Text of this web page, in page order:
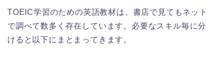
TOEIC学習のための英語教材は、書店で見てもネット
で調べて数多く存在しています。必要なスキル毎に分
けると以下にまとまってきます。